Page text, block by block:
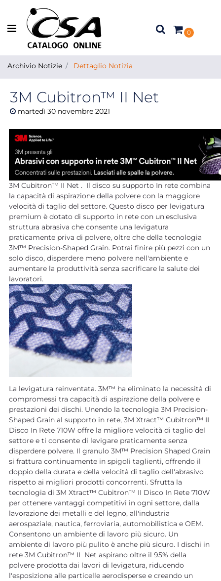
Open menu
0
Archivio Notizie Dettaglio Notizia
3M Cubitron™ II Net
martedì 30 novembre 2021
3M Cubitron™ II Net . Il disco su supporto In rete combina
la capacità di aspirazione della polvere con la maggiore
velocità di taglio del settore. Questo disco per levigatura
premium è dotato di supporto in rete con un'esclusiva
struttura abrasiva che consente una levigatura
praticamente priva di polvere, oltre che della tecnologia
3M™ Precision-Shaped Grain. Potrai finire più pezzi con un
solo disco, disperdere meno polvere nell'ambiente e
aumentare la produttività senza sacrificare la salute dei
lavoratori.
La levigatura reinventata. 3M™ ha eliminato la necessità di
compromessi tra capacità di aspirazione della polvere e
prestazioni dei dischi. Unendo la tecnologia 3M Precision-
Shaped Grain al supporto in rete, 3M Xtract™ Cubitron™ II
Disco In Rete 710W offre la migliore velocità di taglio del
settore e ti consente di levigare praticamente senza
disperdere polvere. Il granulo 3M™ Precision Shaped Grain
si frattura continuamente in spigoli taglienti, offrendo il
doppio della durata e della velocità di taglio dell'abrasivo
rispetto ai migliori prodotti concorrenti. Sfrutta la
tecnologia di 3M Xtract™ Cubitron™ II Disco In Rete 710W
per ottenere vantaggi competitivi in ogni settore, dalla
lavorazione dei metalli e del legno, all'industria
aerospaziale, nautica, ferroviaria, automobilistica e OEM.
Consentono un ambiente di lavoro più sicuro. Un
ambiente di lavoro più pulito è anche più sicuro. I dischi in
rete 3M Cubitron™ II Net aspirano oltre il 95% della
polvere prodotta dai lavori di levigatura, riducendo
l'esposizione alle particelle aerodisperse e creando un